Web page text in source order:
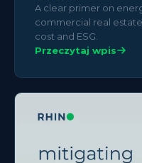
A clear primer on
commercial real
cost and ESG.
Przeczytaj wpis